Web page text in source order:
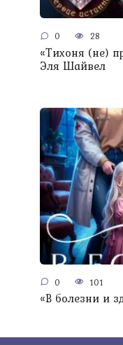
0 28
«Тихоня (не)
Эля Шайвел
0 101
«В болезни и